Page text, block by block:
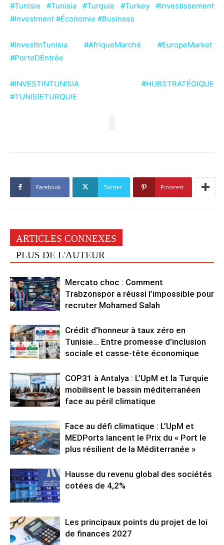
#Tunisie #Tunisia #Turquie #Turkey #Investissement
#Investment #Économie #Business
#InvestInTunisia #AfriqueMarché #EuropeMarket
#PorteDÉntrée
#INVESTINTUNISIA #HUBSTRATÉGIQUE
#TUNISIETURQUIE
Facebook Twitter Pinterest
ARTICLES CONNEXES
PLUS DE L'AUTEUR
Mercato choc : Comment
Trabzonspor a réussi l’impossible pour
recruter Mohamed Salah
Crédit d’honneur à taux zéro en
Tunisie… Entre promesse d’inclusion
sociale et casse-tête économique
COP31 à Antalya : L’UpM et la Turquie
mobilisent le bassin méditerranéen
face au péril climatique
Face au défi climatique : L’UpM et
MEDPorts lancent le Prix du « Port le
plus résilient de la Méditerranée »
Hausse du revenu global des sociétés
cotées de 4,2%
Les principaux points du projet de loi
de finances 2027